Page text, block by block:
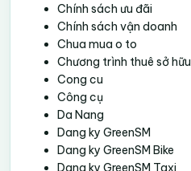
Chính sách ưu đãi
Chính sách vận doanh
Chua mua o to
Chương trình thuê sở hữu
Cong cu
Công cụ
Da Nang
Dang ky GreenSM
Dang ky GreenSM Bike